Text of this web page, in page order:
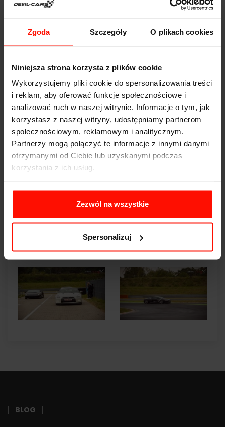
Zgoda Szczegóły O plikach cookies
Niniejsza strona korzysta z plików cookie
Wykorzystujemy pliki cookie do spersonalizowania treści
i reklam, aby oferować funkcje społecznościowe i
analizować ruch w naszej witrynie. Informacje o tym, jak
korzystasz z naszej witryny, udostępniamy partnerom
społecznościowym, reklamowym i analitycznym.
Partnerzy mogą połączyć te informacje z innymi danymi
otrzymanymi od Ciebie lub uzyskanymi podczas
korzystania z ich usług.
Zezwól na wszystkie
Spersonalizuj
BLOG